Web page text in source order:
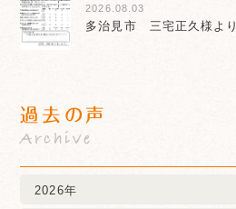
2026.08.03
多治見市 三宅正久様より
過去の声
Archive
2026年